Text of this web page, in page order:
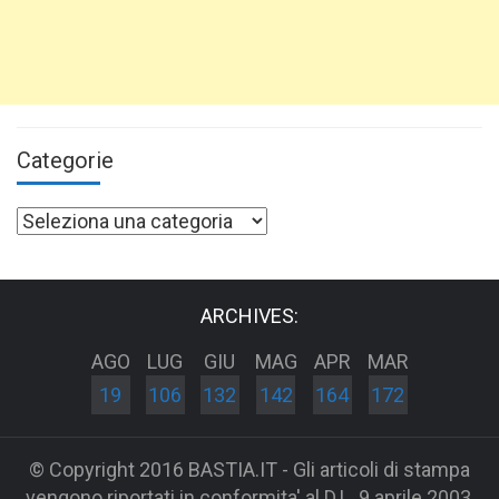
Categorie
Categorie
ARCHIVES:
AGO
19
LUG
106
GIU
132
MAG
142
APR
164
MAR
172
© Copyright 2016 BASTIA.IT - Gli articoli di stampa